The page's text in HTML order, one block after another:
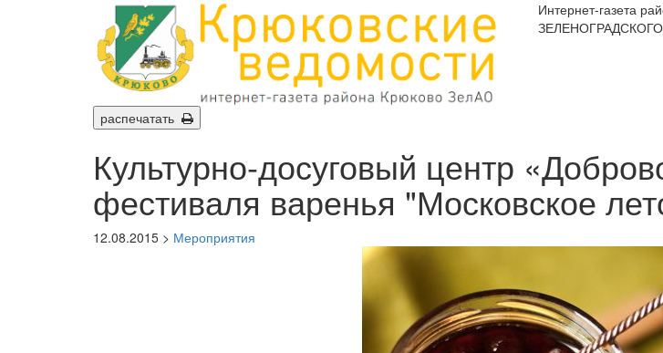
Интернет-газета
распечатать
Культурно-досуговый центр
фестиваля варенья "Московское
12.08.2015 > Мероприятия